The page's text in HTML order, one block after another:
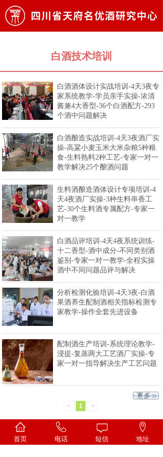
白酒技术培训
白酒酒体设计实战培训-4天3夜专
家系统教学-学员亲手实操-浓清
酱兼4大香型-36个白酒配方-293
个酒中问题解决
白酒酿造实战培训-4天3夜酒厂实
操-高粱小麦玉米大米杂粮5种粮
食-生料熟料2种工艺-专家一对一
教学解决25个酿酒问题
生料酒酿造酒体设计专项培训-4
天4夜酒厂实操-3种生料串香工
艺-30个生料酒专属配方-专家一
对一教学
白酒品评培训-4天4夜系统训练-
十二香型-酒中成分-不同类别酒
鉴别-专家一对一教学-全程实操
酒中不同问题品评与解决
分析检测化验培训-4天3夜-白酒
果酒养生配制酒相关指标检测专
家教学-操作全套先进设备
配制酒生产培训-系统理论教学-
浸提-复蒸两大工艺酒厂实操-专
家一对一指导解决生产工艺问题
< 1 >
首页 电话 短信 地址